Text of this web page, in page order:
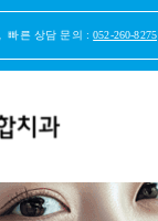
빠른 상담 문의 :052-260-8275
림연합치과 소개